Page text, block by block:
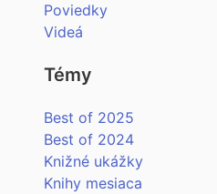
Poviedky
Videá
Témy
Best of 2025
Best of 2024
Knižné ukážky
Knihy mesiaca